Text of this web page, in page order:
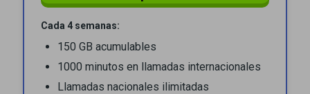
Cada 4 semanas:
150 GB acumulables
1000 minutos en llamadas internacionales
Llamadas nacionales ilimitadas